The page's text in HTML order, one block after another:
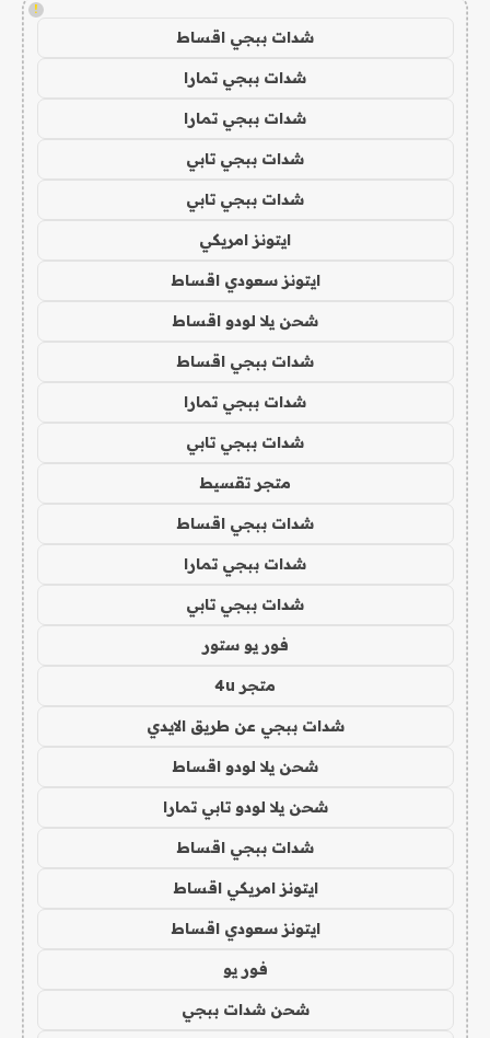
!
شدات ببجي اقساط
شدات ببجي تمارا
شدات ببجي تمارا
شدات ببجي تابي
شدات ببجي تابي
ايتونز امريكي
ايتونز سعودي اقساط
شحن يلا لودو اقساط
شدات ببجي اقساط
شدات ببجي تمارا
شدات ببجي تابي
متجر تقسيط
شدات ببجي اقساط
شدات ببجي تمارا
شدات ببجي تابي
فور يو ستور
متجر 4u
شدات ببجي عن طريق الايدي
شحن يلا لودو اقساط
شحن يلا لودو تابي تمارا
شدات ببجي اقساط
ايتونز امريكي اقساط
ايتونز سعودي اقساط
فور يو
شحن شدات ببجي